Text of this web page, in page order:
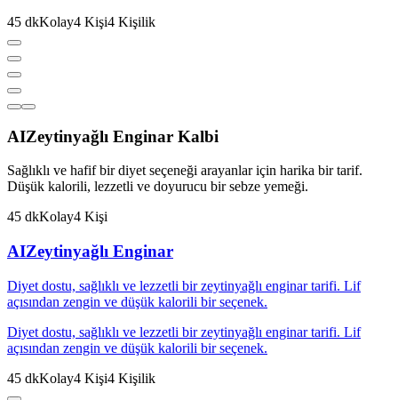
45 dkKolay4 Kişi4 Kişilik
AIZeytinyağlı Enginar Kalbi
Sağlıklı ve hafif bir diyet seçeneği arayanlar için harika bir tarif.
Düşük kalorili, lezzetli ve doyurucu bir sebze yemeği.
45 dkKolay4 Kişi
AIZeytinyağlı Enginar
Diyet dostu, sağlıklı ve lezzetli bir zeytinyağlı enginar tarifi. Lif
açısından zengin ve düşük kalorili bir seçenek.
Diyet dostu, sağlıklı ve lezzetli bir zeytinyağlı enginar tarifi. Lif
açısından zengin ve düşük kalorili bir seçenek.
45 dkKolay4 Kişi4 Kişilik